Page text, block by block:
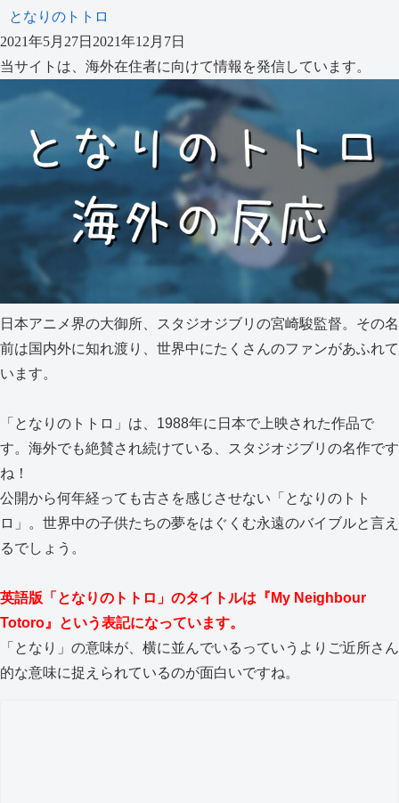
となりのトトロ
2021年5月27日 2021年12月7日
当サイトは、海外在住者に向けて情報を発信しています。
日本アニメ界の大御所、スタジオジブリの宮崎駿監督。その名
前は国内外に知れ渡り、世界中にたくさんのファンがあふれて
います。
「となりのトトロ」は、1988年に日本で上映された作品で
す。海外でも絶賛され続けている、スタジオジブリの名作です
ね！
公開から何年経っても古さを感じさせない「となりのトト
ロ」。世界中の子供たちの夢をはぐくむ永遠のバイブルと言え
るでしょう。
英語版「となりのトトロ」のタイトルは『My Neighbour
Totoro』という表記になっています。
「となり」の意味が、横に並んでいるっていうよりご近所さん
的な意味に捉えられているのが面白いですね。